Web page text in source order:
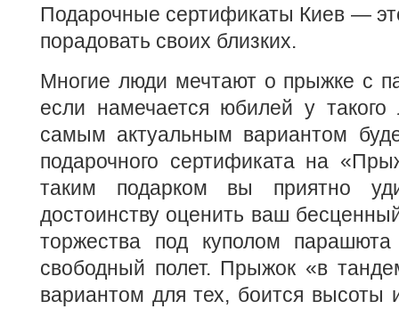
Подарочные сертификаты Киев —
порадовать своих близких.
Многие люди мечтают о прыжке с
если намечается юбилей у такого
самым актуальным вариантом
подарочного сертификата на
таким подарком вы приятно
достоинству оценить ваш
торжества под куполом парашюта
свободный полет. Прыжок «в
вариантом для тех, боится высоты